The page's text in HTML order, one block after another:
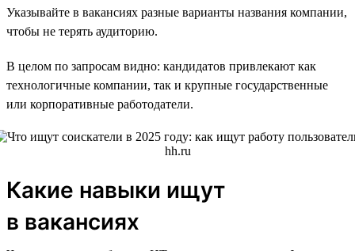
Указывайте в вакансиях разные варианты названия компании,
чтобы не терять аудиторию.
В целом по запросам видно: кандидатов привлекают как
технологичные компании, так и крупные государственные
или корпоративные работодатели.
Какие навыки ищут
в вакансиях